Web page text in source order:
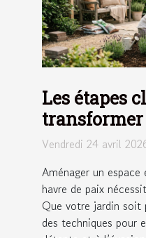
Les étapes
transformer
extérieur en
Vendredi 24 avril
Aménager un
havre de paix
Que votre jardin
des techniques pour